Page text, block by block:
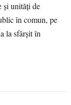
și unități de
în comun, pe
la sfârșit în